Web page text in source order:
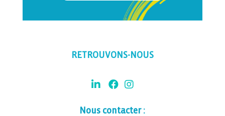
RETROUVONS-NOUS
Nous contacter :